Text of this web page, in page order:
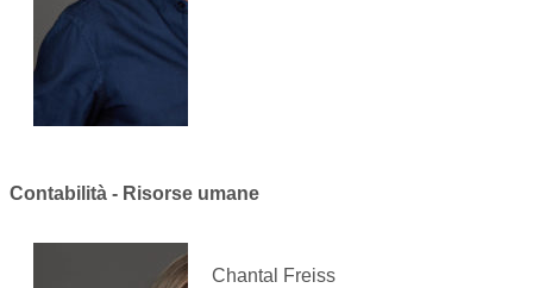
Contabilità - Risorse umane
Chantal Freiss